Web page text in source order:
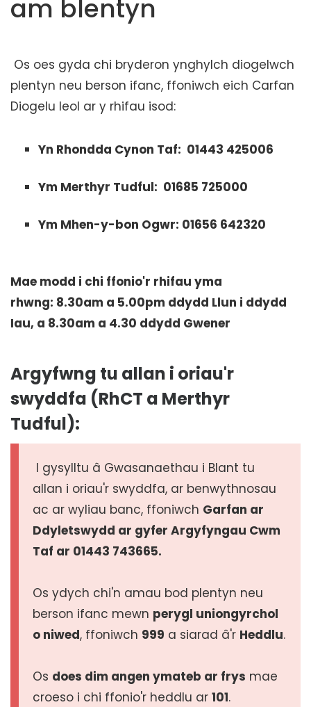
am blentyn
Os oes gyda chi bryderon ynghylch diogelwch
plentyn neu berson ifanc, ffoniwch eich Carfan
Diogelu leol ar y rhifau isod:
Yn Rhondda Cynon Taf: 01443 425006
Ym Merthyr Tudful: 01685 725000
Ym Mhen-y-bon Ogwr: 01656 642320
Mae modd i chi ffonio'r rhifau yma
rhwng: 8.30am a 5.00pm ddydd Llun i ddydd
Iau, a 8.30am a 4.30 ddydd Gwener
Argyfwng tu allan i oriau'r
swyddfa (RhCT a Merthyr
Tudful):
I gysylltu â Gwasanaethau i Blant tu
allan i oriau'r swyddfa, ar benwythnosau
ac ar wyliau banc, ffoniwch Garfan ar
Ddyletswydd ar gyfer Argyfyngau Cwm
Taf ar 01443 743665.
Os ydych chi'n amau bod plentyn neu
berson ifanc mewn perygl uniongyrchol
o niwed, ffoniwch 999 a siarad â'r Heddlu.
Os does dim angen ymateb ar frys mae
croeso i chi ffonio'r heddlu ar 101.